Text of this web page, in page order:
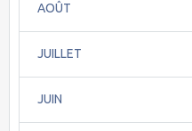
AOÛT
JUILLET
JUIN